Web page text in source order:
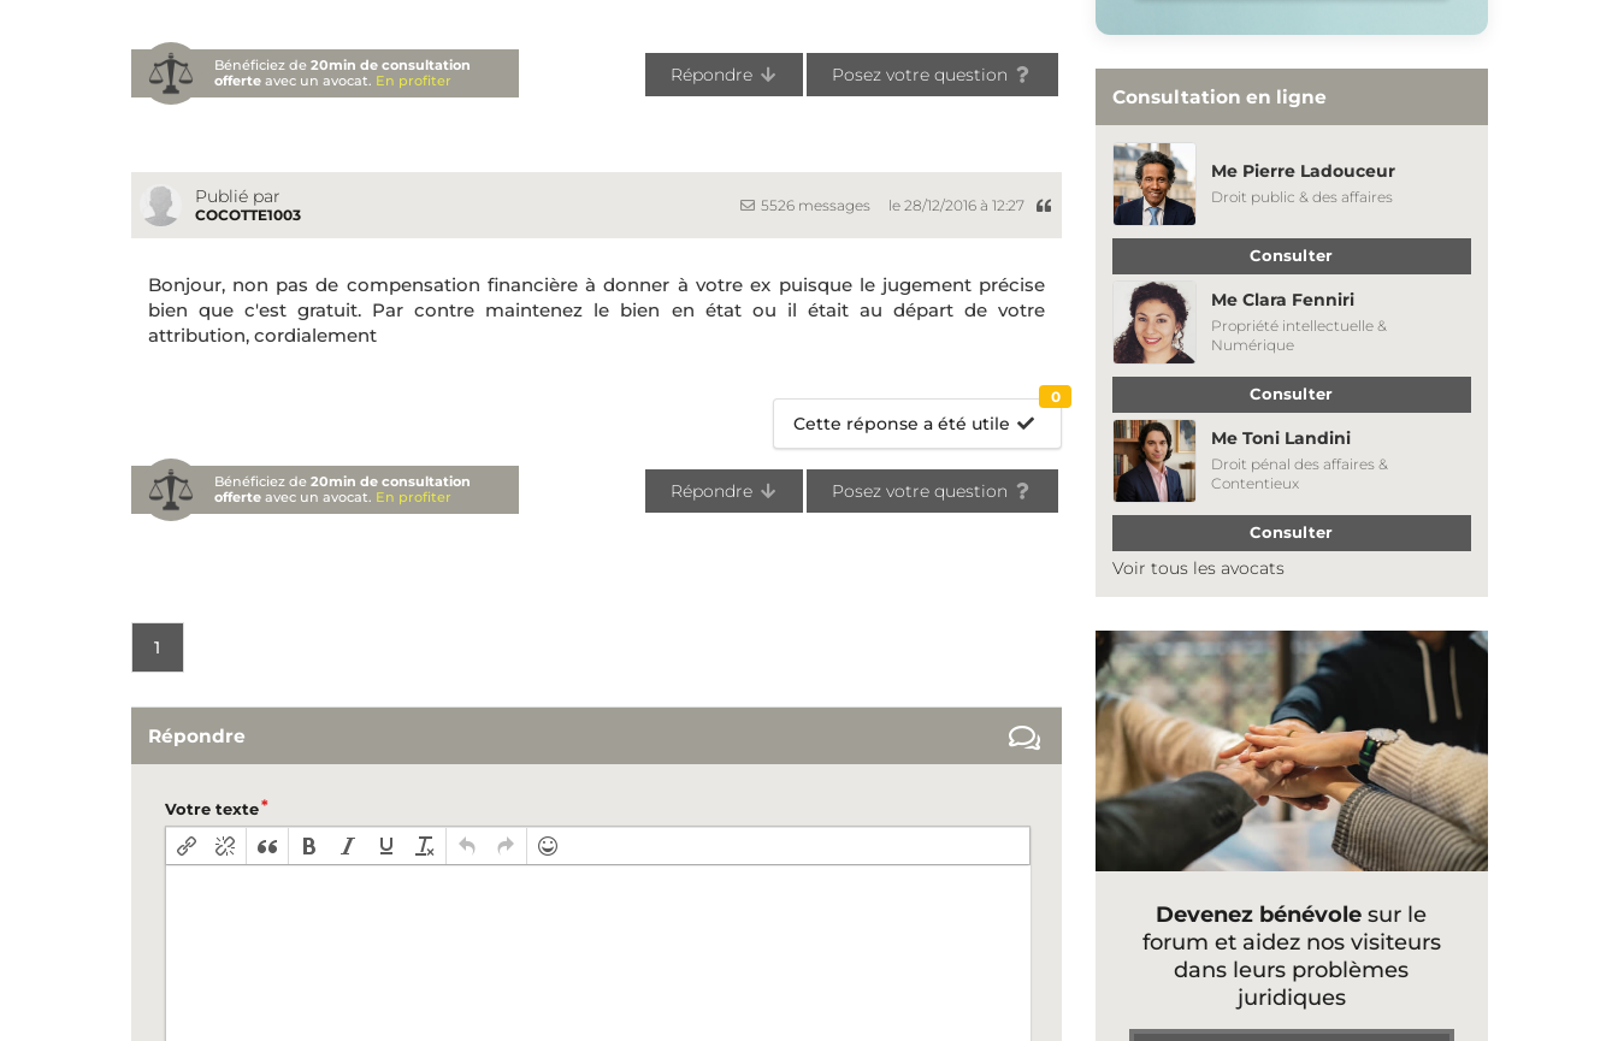
Bénéficiez de20min de consultation
offerte avec un avocat. En profiter Répondre Posez votre question
Publié par
COCOTTE1003
5526 messages le 28/12/2016 à 12:27
Bonjour, non pas de compensation financière à donner à votre ex puisque le jugement précise
bien que c'est gratuit. Par contre maintenez le bien en état ou il était au départ de votre
attribution, cordialement
Cette réponse a été utile
0
Bénéficiez de20min de consultation
offerte avec un avocat. En profiter Répondre Posez votre question
1
Répondre
Votre texte
Consultation en ligne
Me Pierre Ladouceur
Droit public & des affaires
Consulter
Me Clara Fenniri
Propriété intellectuelle &
Numérique
Consulter
Me Toni Landini
Droit pénal des affaires &
Contentieux
Consulter
Voir tous les avocats
Devenez bénévole sur le
forum et aidez nos visiteurs
dans leurs problèmes
juridiques